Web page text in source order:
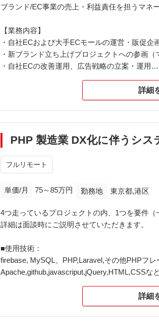
ブランド/EC事業の売上・利益責任を担うマネ
【業務内容】
・自社ECおよび大手ECモールの運営・販促企
・新ブランド立ち上げプロジェクトへの参画（
・自社ECの改善運用、広告戦略の立案・運用
・商品企画、新商品の立案、売上/利益/KPIのモ
・生成AIツールを活用したマーケティング高度
・社内関係者（SNS担当・デザイナー・システ
【使用ツール等】
EC/モール：自社EC（ショッピングカート/MA
マーケ/分析：アクセス解析ツール、モール内
CRM/MA：メール配信・メッセージ配信・MAツ
コラボレーション：社内SNS担当・デザイナー
詳細
PHP 製造業 DX化に伴うシス
フルリモート
単価/月 75～85万円 勤務地 東京都,港区
4つ走っているプロジェクトの内、1つを要件
詳細は面談時にご説明させていただきます。
■使用技術：
firebase, MySQL、PHP,Laravel,その他PHPフレ
Apache,github,javascriput,jQuery,HTML,CSSな
詳細